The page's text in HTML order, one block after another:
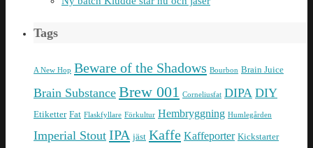
Tags
A New Hop Beware of the Shadows Bourbon Brain Juice
Brain Substance Brew 001 Corneliusfat DIPA DIY
Etiketter Fat Flaskfyllare Förkultur Hembryggning Humlegården
Imperial Stout IPA jäst Kaffe Kaffeporter Kickstarter